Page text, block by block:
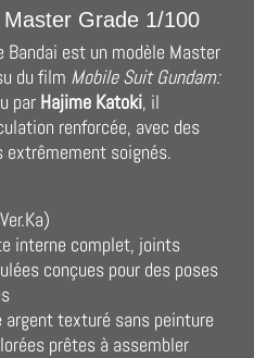
Grade 1/100
Bandai est un modèle Master
du film Mobile Suit Gundam:
par Hajime Katoki, il
renforcée, avec des
soignés.
interne complet, joints
conçues pour des poses
argent texturé sans peinture
prêtes à assembler